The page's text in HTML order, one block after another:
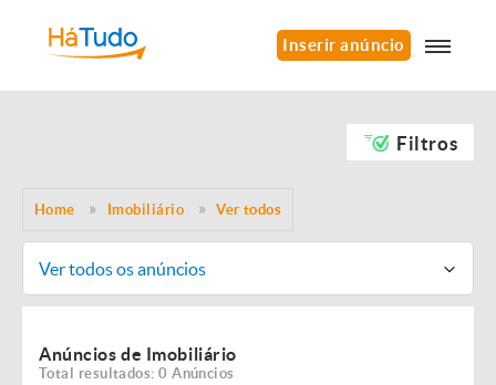
Inserir anúncio
Filtros
Home Imobiliário Ver todos
Ver todos os anúncios
Anúncios de Imobiliário
Total resultados: 0 Anúncios